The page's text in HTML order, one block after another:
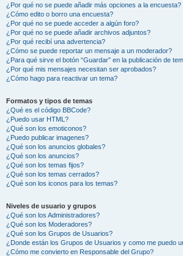
¿Por qué no se puede añadir más opciones a la encuesta?
¿Cómo edito o borro una encuesta?
¿Por qué no se puede acceder a algún foro?
¿Por qué no se puede añadir archivos adjuntos?
¿Por qué recibí una advertencia?
¿Cómo se puede reportar un mensaje a un moderador?
¿Para qué sirve el botón “Guardar” en la publicación de
¿Por qué mis mensajes necesitan ser aprobados?
¿Cómo hago para reactivar un tema?
Formatos y tipos de temas
¿Qué es el código BBCode?
¿Puedo usar HTML?
¿Qué son los emoticonos?
¿Puedo publicar imagenes?
¿Qué son los anuncios globales?
¿Qué son los anuncios?
¿Qué son los temas fijos?
¿Qué son los temas cerrados?
¿Qué son los iconos para los temas?
Niveles de usuario y grupos
¿Qué son los Administradores?
¿Qué son los Moderadores?
¿Qué son los Grupos de Usuarios?
¿Donde están los Grupos de Usuarios y como me puedo
¿Cómo me convierto en Responsable del Grupo?